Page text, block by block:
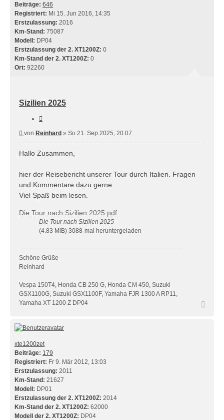
Beiträge: 646
Registriert: Mi 15. Jun 2016, 14:35
Erstzulassung: 2016
Km-Stand: 75087
Modell: DP04
Erstzulassung der 2. XT1200Z: 0
Km-Stand der 2. XT1200Z: 0
Ort: 92260
Sizilien 2025
Beitrag
von Reinhard » So 21. Sep 2025, 20:07
Hallo Zusammen,
hier der Reisebericht unserer Tour durch Italien. Fragen
und Kommentare dazu gerne.
Viel Spaß beim lesen.
Die Tour nach Sizilien 2025.pdf
Die Tour nach Sizilien 2025
(4.83 MiB) 3088-mal heruntergeladen
Schöne Grüße
Reinhard
Vespa 150T4, Honda CB 250 G, Honda CM 450, Suzuki
GSX1100G, Suzuki GSX1100F, Yamaha FJR 1300 A RP11,
Yamaha XT 1200 Z DP04
xte1200zet
Beiträge: 179
Registriert: Fr 9. Mär 2012, 13:03
Erstzulassung: 2011
Km-Stand: 21627
Modell: DP01
Erstzulassung der 2. XT1200Z: 2014
Km-Stand der 2. XT1200Z: 62000
Modell der 2. XT1200Z: DP04